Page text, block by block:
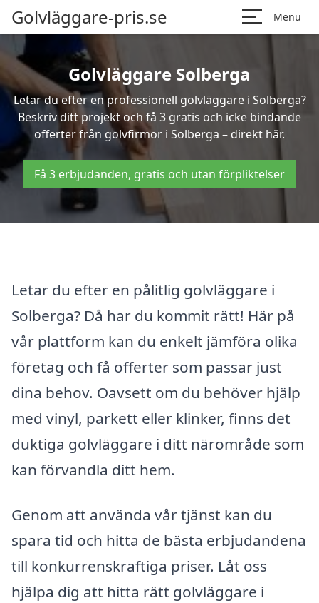
Golvläggare-pris.se Menu
Golvläggare Solberga
Letar du efter en professionell golvläggare i Solberga?
Beskriv ditt projekt och få 3 gratis och icke bindande
offerter från golvfirmor i Solberga – direkt här.
Få 3 erbjudanden, gratis och utan förpliktelser
Letar du efter en pålitlig golvläggare i
Solberga? Då har du kommit rätt! Här på
vår plattform kan du enkelt jämföra olika
företag och få offerter som passar just
dina behov. Oavsett om du behöver hjälp
med vinyl, parkett eller klinker, finns det
duktiga golvläggare i ditt närområde som
kan förvandla ditt hem.
Genom att använda vår tjänst kan du
spara tid och hitta de bästa erbjudandena
till konkurrenskraftiga priser. Låt oss
hjälpa dig att hitta rätt golvläggare i